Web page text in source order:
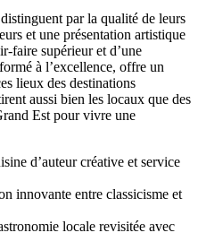
par la qualité de leurs
et une présentation artistique
faire supérieur et d’une
à l’excellence, offre un
lieux des destinations
aussi bien les locaux que des
Est pour vivre une
d’auteur créative et service
innovante entre classicisme et
locale revisitée avec